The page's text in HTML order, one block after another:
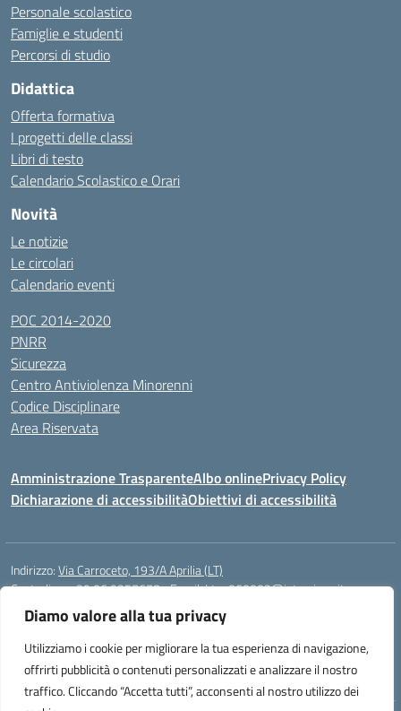
Diamo valore alla tua privacy
Utilizziamo i cookie per migliorare la tua esperienza di navigazione,
offrirti pubblicità o contenuti personalizzati e analizzare il nostro
traffico. Cliccando “Accetta tutti”, acconsenti al nostro utilizzo dei
Personale scolastico
Famiglie e studenti
Percorsi di studio
Didattica
Offerta formativa
I progetti delle classi
Libri di testo
Calendario Scolastico e Orari
Novità
Le notizie
Le circolari
Calendario eventi
POC 2014-2020
PNRR
Sicurezza
Centro Antiviolenza Minorenni
Codice Disciplinare
Area Riservata
Amministrazione TrasparenteAlbo onlinePrivacy Policy
Dichiarazione di accessibilitàObiettivi di accessibilità
Indirizzo:Via Carroceto, 193/A Aprilia (LT)
Centralino:+39 06 9257678 Email:Ltps060002@istruzione.it
Posta elettronica certificata (PEC): Ltps060002@pec.istruzione.it
Codice fiscale: 91001930592
Codice meccanografico: LTPS060002